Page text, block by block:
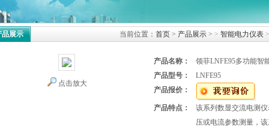
品展示 当前位置： 首页 > 产品展示 > > 智能电力仪表
点击放大
产品名称：
领菲LNFE95多功能智
产品型号：
LNFE95
产品报价：
产品特点：
该系列数显交流电测
压或电流参数测量，